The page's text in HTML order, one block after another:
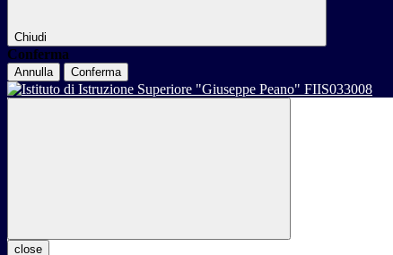
Chiudi
Conferma
Annulla Conferma
close